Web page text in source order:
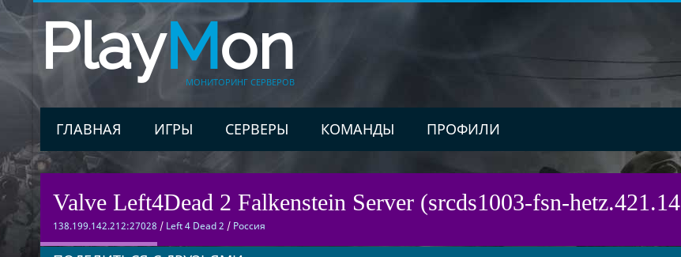
PlayMon
МОНИТОРИНГ СЕРВЕРОВ
ГЛАВНАЯ ИГРЫ СЕРВЕРЫ КОМАНДЫ ПРОФИЛИ
Valve Left4Dead 2 Falkenstein Server (srcds1003-fsn-hetz.421.14
138.199.142.212:27028 / Left 4 Dead 2 / Россия